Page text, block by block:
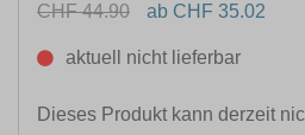
CHF 44.90
ab CHF 35.02
aktuell nicht lieferbar
Dieses Produkt kann derzeit